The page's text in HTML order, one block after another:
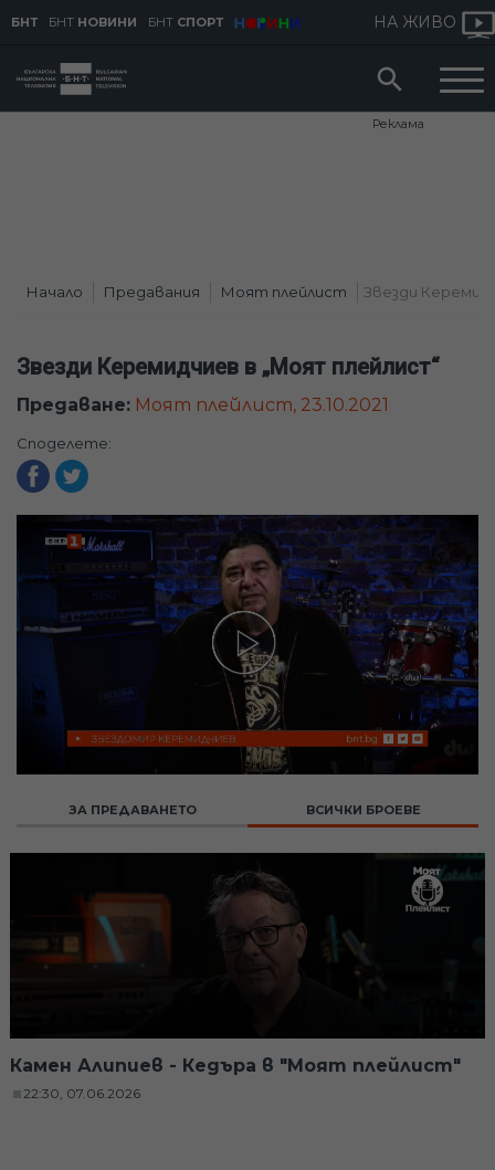
БНТ БНТ НОВИНИ БНТ СПОРТ НА ЖИВО
Реклама
Начало Предавания Моят плейлист Звезди
Звезди Керемидчиев в „Моят плейлист“
Предаване: Моят плейлист, 23.10.2021
Споделете:
ЗА ПРЕДАВАНЕТО ВСИЧКИ БРОЕВЕ
Камен Алипиев - Кедъра в "Моят плейлист"
22:30, 07.06.2026